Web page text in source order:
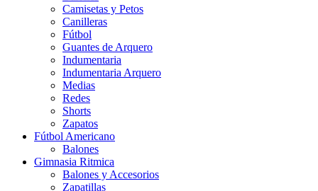
Camisetas y Petos
Canilleras
Fútbol
Guantes de Arquero
Indumentaria
Indumentaria Arquero
Medias
Redes
Shorts
Zapatos
Fútbol Americano
Balones
Gimnasia Ritmica
Balones y Accesorios
Zapatillas